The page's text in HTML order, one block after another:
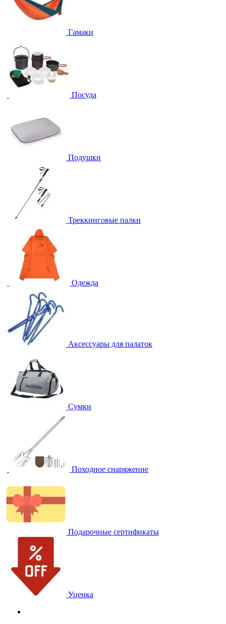
Гамаки
Посуда
Подушки
Треккинговые палки
Одежда
Аксессуары для палаток
Сумки
Походное снаряжение
Подарочные сертификаты
Уценка